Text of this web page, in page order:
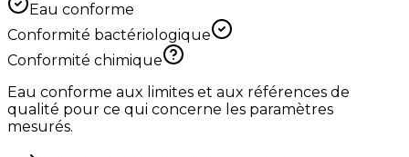
Eau conforme
Conformité bactériologique
Conformité chimique
Eau conforme aux limites et aux références de
qualité pour ce qui concerne les paramètres
mesurés.